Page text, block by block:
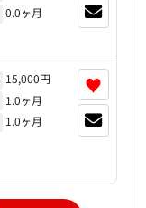
0.0ヶ月
15,000円
1.0ヶ月
1.0ヶ月
♥